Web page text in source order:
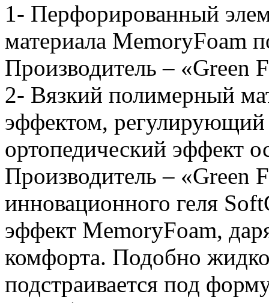
1- Перфорированный
материала MemoryFoam
Производитель – «Green
2- Вязкий полимерный
эффектом,
ортопедический эффект
Производитель – «Green
инновационного геля
эффект MemoryFoam,
комфорта. Подобно
подстраивается под